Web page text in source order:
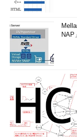
NAP